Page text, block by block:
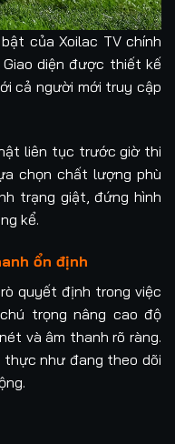
của Xoilac TV chính
diện được thiết kế
cả người mới truy cập
liên tục trước giờ thi
chọn chất lượng phù
trạng giật, đứng hình
kể.
ổn định
quyết định trong việc
trọng nâng cao độ
và âm thanh rõ ràng.
thực như đang theo dõi